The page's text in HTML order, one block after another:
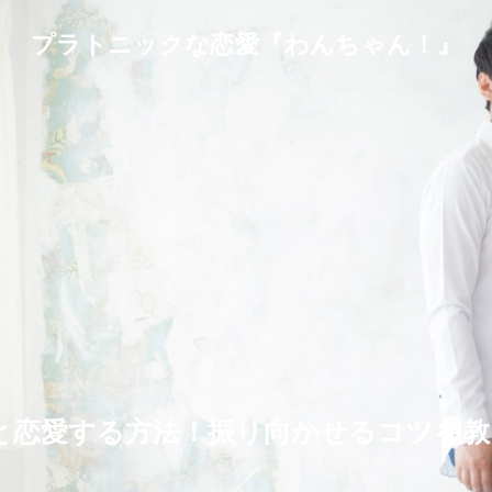
プラトニックな恋愛『わんちゃん！』
恋愛する方法！振り向かせるコツを